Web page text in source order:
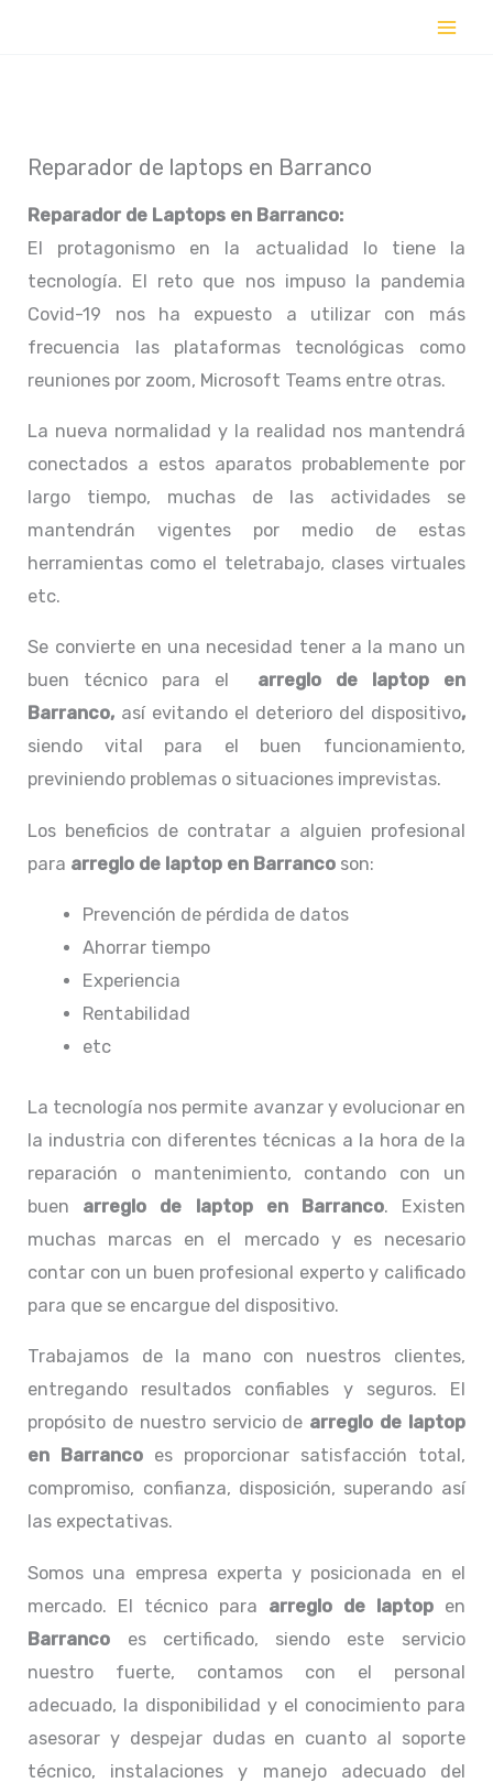
Reparador de laptops en Barranco
Reparador de Laptops en Barranco:
El protagonismo en la actualidad lo tiene la
tecnología. El reto que nos impuso la pandemia
Covid-19 nos ha expuesto a utilizar con más
frecuencia las plataformas tecnológicas como
reuniones por zoom, Microsoft Teams entre otras.
La nueva normalidad y la realidad nos mantendrá
conectados a estos aparatos probablemente por
largo tiempo, muchas de las actividades se
mantendrán vigentes por medio de estas
herramientas como el teletrabajo, clases virtuales
etc.
Se convierte en una necesidad tener a la mano un
buen técnico para el arreglo de laptop en
Barranco, así evitando el deterioro del dispositivo,
siendo vital para el buen funcionamiento,
previniendo problemas o situaciones imprevistas.
Los beneficios de contratar a alguien profesional
para arreglo de laptop en Barranco son:
Prevención de pérdida de datos
Ahorrar tiempo
Experiencia
Rentabilidad
etc
La tecnología nos permite avanzar y evolucionar en
la industria con diferentes técnicas a la hora de la
reparación o mantenimiento, contando con un
buen arreglo de laptop en Barranco. Existen
muchas marcas en el mercado y es necesario
contar con un buen profesional experto y calificado
para que se encargue del dispositivo.
Trabajamos de la mano con nuestros clientes,
entregando resultados confiables y seguros. El
propósito de nuestro servicio de arreglo de laptop
en Barranco es proporcionar satisfacción total,
compromiso, confianza, disposición, superando así
las expectativas.
Somos una empresa experta y posicionada en el
mercado. El técnico para arreglo de laptop en
Barranco es certificado, siendo este servicio
nuestro fuerte, contamos con el personal
adecuado, la disponibilidad y el conocimiento para
asesorar y despejar dudas en cuanto al soporte
técnico, instalaciones y manejo adecuado del